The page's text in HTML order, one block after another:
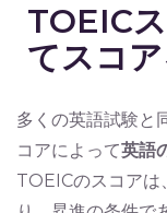
TOEIC
てスコ
多くの英語試験と
コアによって英語
TOEICのスコアは